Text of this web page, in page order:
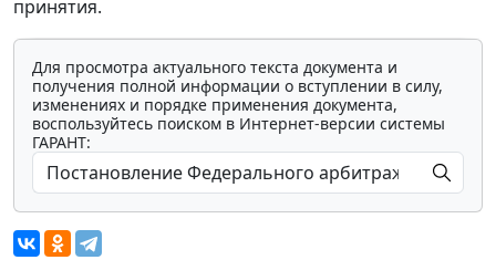
принятия.
Для просмотра актуального текста документа и
получения полной информации о вступлении в силу,
изменениях и порядке применения документа,
воспользуйтесь поиском в Интернет-версии системы
ГАРАНТ: